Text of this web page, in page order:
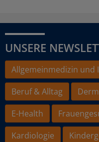
UNSERE
Allgemeinmedizin und
Beruf & Alltag
E-Health
Kardiologie